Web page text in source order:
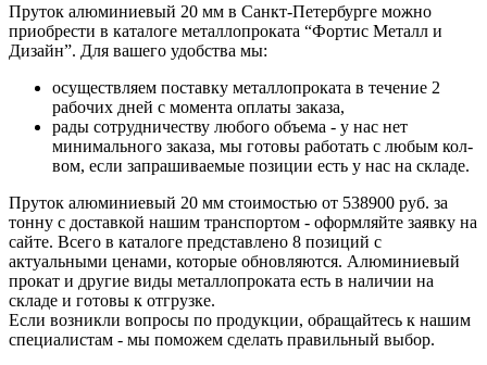
Пруток алюминиевый 20 мм в Санкт-Петербурге можно
приобрести в каталоге металлопроката “Фортис Металл и
Дизайн”. Для вашего удобства мы:
осуществляем поставку металлопроката в течение 2
рабочих дней с момента оплаты заказа,
рады сотрудничеству любого объема - у нас нет
минимального заказа, мы готовы работать с любым кол-
вом, если запрашиваемые позиции есть у нас на складе.
Пруток алюминиевый 20 мм стоимостью от 538900 руб. за
тонну с доставкой нашим транспортом - оформляйте заявку на
сайте. Всего в каталоге представлено 8 позиций с
актуальными ценами, которые обновляются. Алюминиевый
прокат и другие виды металлопроката есть в наличии на
складе и готовы к отгрузке.
Если возникли вопросы по продукции, обращайтесь к нашим
специалистам - мы поможем сделать правильный выбор.